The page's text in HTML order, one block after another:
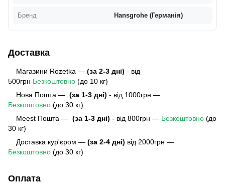
Бренд Hansgrohe (Германія)
Доставка
Магазини Rozetka — (за 2-3 дні) - від
500грн Безкоштовно (до 10 кг)
Нова Пошта — (за 1-3 дні) - від 1000грн —
Безкоштовно (до 30 кг)
Meest Пошта — (за 1-3 дні) - від 800грн — Безкоштовно (до
30 кг)
Доставка кур'єром — (за 2-4 дні) від 2000грн —
Безкоштовно (до 30 кг)
Оплата